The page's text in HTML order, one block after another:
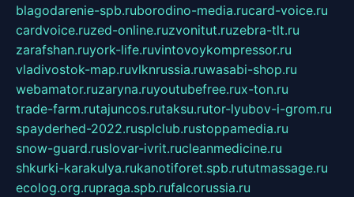
blagodarenie-spb.ruborodino-media.rucard-voice.ru
cardvoice.ruzed-online.ruzvonitut.ruzebra-tlt.ru
zarafshan.ruyork-life.ruvintovoykompressor.ru
vladivostok-map.ruvlknrussia.ruwasabi-shop.ru
webamator.ruzaryna.ruyoutubefree.rux-ton.ru
trade-farm.rutajuncos.rutaksu.rutor-lyubov-i-grom.ru
spayderhed-2022.rusplclub.rustoppamedia.ru
snow-guard.ruslovar-ivrit.rucleanmedicine.ru
shkurki-karakulya.rukanotiforet.spb.rututmassage.ru
ecolog.org.rupraga.spb.rufalcorussia.ru